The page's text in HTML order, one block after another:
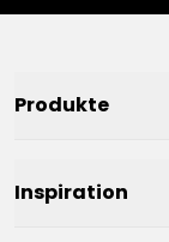
Produkte
Inspiration